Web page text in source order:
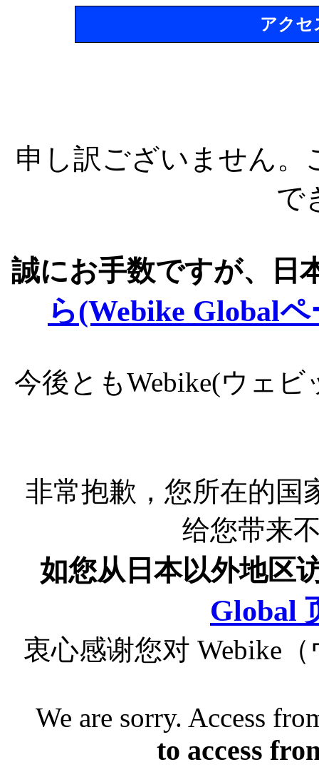
アクセ
申し訳ございません
で
誠にお手数ですが、日
ら(Webike Global
今後ともWebike(ウェ
非常抱歉，您所在的国
给您带来
如您从日本以外地区
Global
衷心感谢您对 Webike
We are sorry. Access
to access